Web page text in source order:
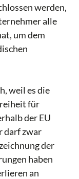
werden,
alle
um dem
weil es die
für
der EU
darf zwar
der
haben
an